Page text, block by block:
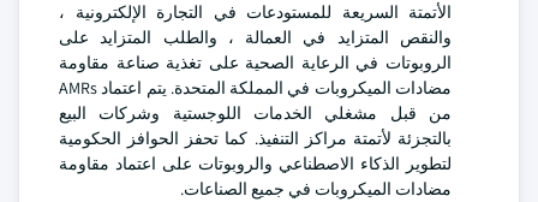
الأتمتة السريعة للمستودعات في التجارة الإلكترونية ،
والنقص المتزايد في العمالة ، والطلب المتزايد على
الروبوتات في الرعاية الصحية على تغذية صناعة مقاومة
مضادات الميكروبات في المملكة المتحدة. يتم اعتماد AMRs
من قبل مشغلي الخدمات اللوجستية وشركات البيع
بالتجزئة لأتمتة مراكز التنفيذ. كما تحفز الحوافز الحكومية
لتطوير الذكاء الاصطناعي والروبوتات على اعتماد مقاومة
مضادات الميكروبات في جميع الصناعات.